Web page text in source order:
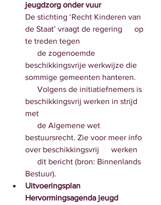
jeugdzorg onder vuur
De stichting ‘Recht Kinderen van
de Staat’ vraagt de regering      op
te treden tegen
beschikkingsvrije werkwijze die
sommige gemeenten hanteren.
beschikkingsvrij werken in strijd
met
bestuursrecht. Zie voor meer info
over beschikkingsvrij      werken
Bestuur).
Uitvoeringsplan
Hervormingsagenda jeugd